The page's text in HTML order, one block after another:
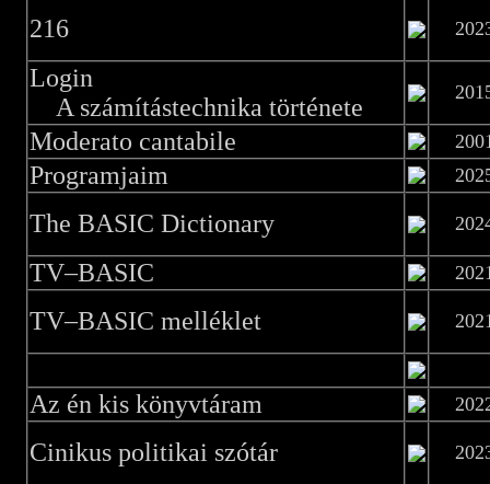
216
Login
A számítástechnika története
Moderato cantabile
Programjaim
The BASIC Dictionary
TV–BASIC
TV–BASIC melléklet
Az én kis könyvtáram
Cinikus politikai szótár